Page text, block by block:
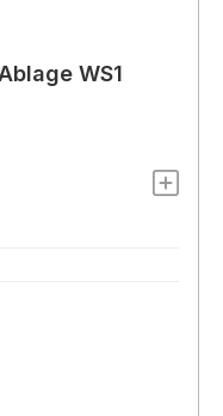
WS1